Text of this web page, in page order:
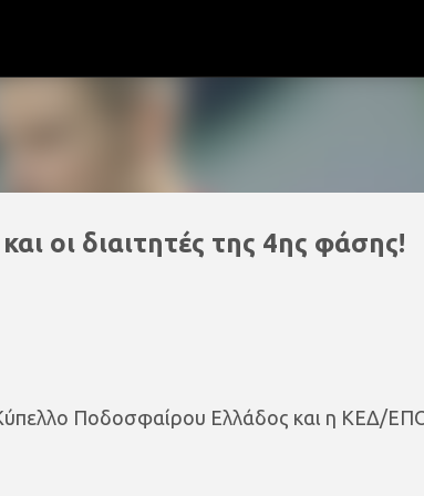
οι διαιτητές της 4ης φάσης!
Ποδοσφαίρου Ελλάδος και η ΚΕΔ/